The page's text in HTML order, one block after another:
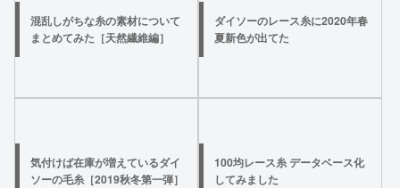
混乱しがちな糸の素材について
まとめてみた［天然繊維編］
ダイソーのレース糸に2020年春
夏新色が出てた
気付けば在庫が増えているダイ
ソーの毛糸［2019秋冬第一弾］
100均レース糸 データベース化
してみました